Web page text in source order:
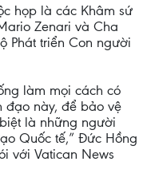
họp là các Khâm sứ
Zenari và Cha
Phát triển Con người
làm mọi cách có
đạo này, để bảo vệ
là những người
Quốc tế,” Đức Hồng
với Vatican News